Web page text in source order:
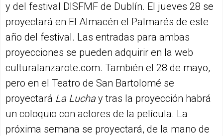
y del festival DISFMF de Dublín. El jueves 28 se
proyectará en El Almacén el Palmarés de este
año del festival. Las entradas para ambas
proyecciones se pueden adquirir en la web
culturalanzarote.com. También el 28 de mayo,
pero en el Teatro de San Bartolomé se
proyectará La Lucha y tras la proyección habrá
un coloquio con actores de la película. La
próxima semana se proyectará, de la mano de